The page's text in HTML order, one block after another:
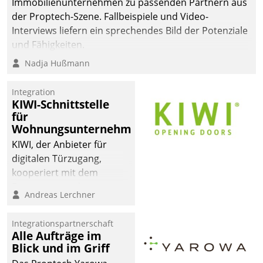
der Proptech-Szene. Fallbeispiele und Video-
Interviews liefern ein sprechendes Bild der Potenziale
und Fähigkeiten.
Nadja Hußmann
Integration
KIWI-Schnittstelle
für
Wohnungsunternehmen
KIWI, der Anbieter für
digitalen Türzugang,
kooperiert mit dem
Softwareentwicklungshaus
Andreas Lerchner
Integrationspartnerschaft
Alle Aufträge im
Blick und im Griff